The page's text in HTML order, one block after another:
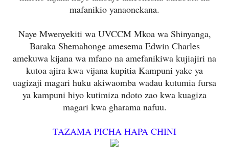
mafanikio yanaonekana.
Naye Mwenyekiti wa UVCCM Mkoa wa Shinyanga,
Baraka Shemahonge amesema Edwin Charles
amekuwa kijana wa mfano na amefanikiwa kujiajiri na
kutoa ajira kwa vijana kupitia Kampuni yake ya
uagizaji magari huku akiwaomba wadau kutumia fursa
ya kampuni hiyo kutimiza ndoto zao kwa kuagiza
magari kwa gharama nafuu.
TAZAMA PICHA HAPA CHINI